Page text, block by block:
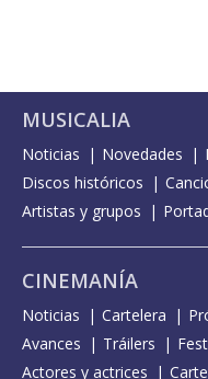
MUSICALIA
Noticias Novedades
Discos históricos
Artistas y grupos
CINEMANÍA
Noticias Cartelera
Avances
Tráilers
Actores y actrices